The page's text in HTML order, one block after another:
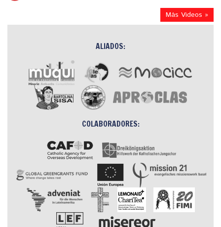
Más Videos »
ALIADOS:
COLABORADORES: